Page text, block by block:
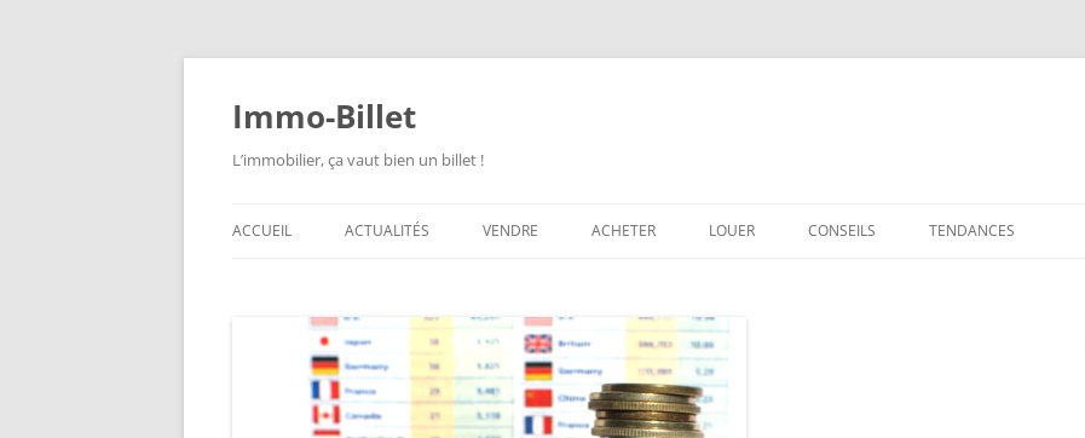
Aller
Immo-Billet
L’immobilier, ça vaut bien un billet !
ACCUEIL ACTUALITÉS VENDRE ACHETER LOUER CONSEILS TENDANCES